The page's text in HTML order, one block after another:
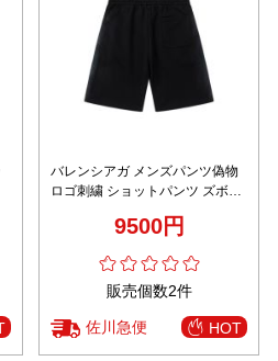
バレンシアガ メンズパンツ偽物
ロゴ刺繍 ショットパンツ ズボン
9500円
販売個数2件
佐川急便 HOT